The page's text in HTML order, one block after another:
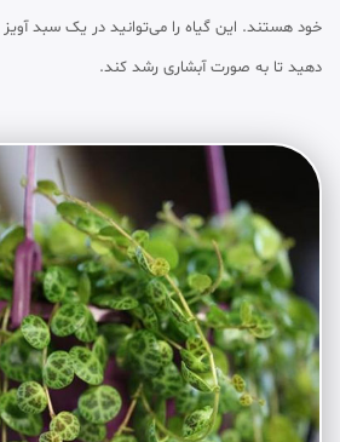
خود هستند. این گیاه را می‌توانید در یک سبد آویز
دهید تا به صورت آبشاری رشد کند.